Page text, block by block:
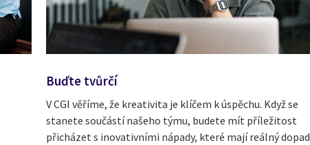
Buďte tvůrčí
V CGI věříme, že kreativita je klíčem k úspěchu. Když se
stanete součástí našeho týmu, budete mít příležitost
přicházet s inovativními nápady, které mají reálný dopad